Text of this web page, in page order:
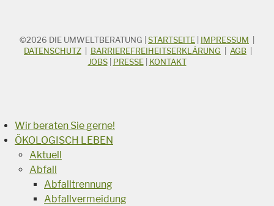
STICHWORTSUCHE
Suchbegriff
©2026 DIE UMWELTBERATUNG STARTSEITE IMPRESSUM
DATENSCHUTZ
BARRIEREFREIHEITSERKLÄRUNG AGB
JOBS| PRESSE| KONTAKT
Wir beraten Sie gerne!
ÖKOLOGISCH LEBEN
Aktuell
Abfall
Abfalltrennung
Abfallvermeidung